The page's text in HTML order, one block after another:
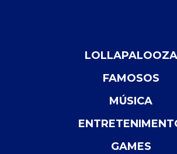
LOLLAPALOOZA
FAMOSOS
MÚSICA
GAMES